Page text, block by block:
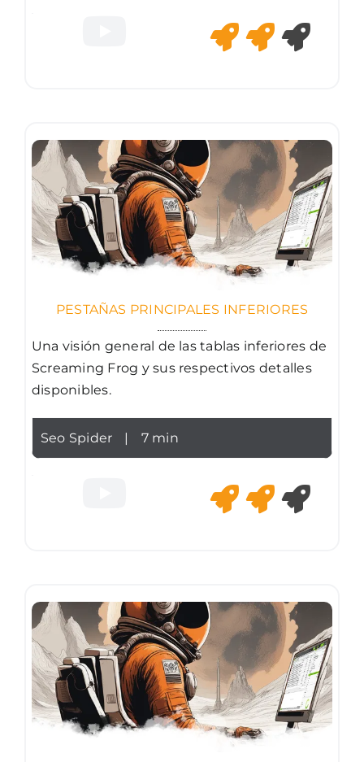
PESTAÑAS PRINCIPALES INFERIORES
Una visión general de las tablas inferiores de
Screaming Frog y sus respectivos detalles
disponibles.
Seo Spider | 7 min